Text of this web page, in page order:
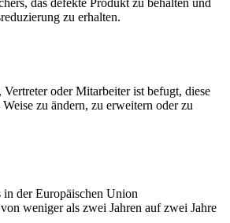
zu erhalten.
oder Mitarbeiter ist befugt, diese
zu ändern, zu erweitern oder zu
in der Europäischen Union
weniger als zwei Jahren auf zwei Jahre